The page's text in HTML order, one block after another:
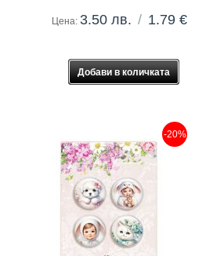
Цена: 3.50 лв. / 1.79 €
-20%